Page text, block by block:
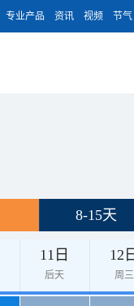
专业产品 资讯 视频 节气
8-15天
11日
后天
12
周三